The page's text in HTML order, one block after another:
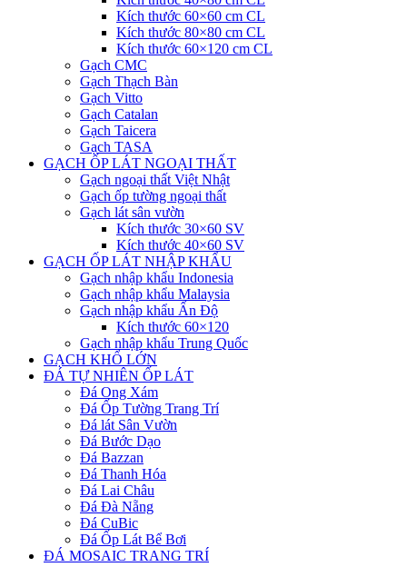
Kích thước 60×60 cm CL
Kích thước 80×80 cm CL
Kích thước 60×120 cm CL
Gạch CMC
Gạch Thạch Bàn
Gạch Vitto
Gạch Catalan
Gạch Taicera
Gạch TASA
GẠCH ỐP LÁT NGOẠI THẤT
Gạch ngoại thất Việt Nhật
Gạch ốp tường ngoại thất
Gạch lát sân vườn
Kích thước 30×60 SV
Kích thước 40×60 SV
GẠCH ỐP LÁT NHẬP KHẨU
Gạch nhập khẩu Indonesia
Gạch nhập khẩu Malaysia
Gạch nhập khẩu Ấn Độ
Kích thước 60×120
Gạch nhập khẩu Trung Quốc
GẠCH KHỔ LỚN
ĐÁ TỰ NHIÊN ỐP LÁT
Đá Ong Xám
Đá Ốp Tường Trang Trí
Đá lát Sân Vườn
Đá Bước Dạo
Đá Bazzan
Đá Thanh Hóa
Đá Lai Châu
Đá Đà Nẵng
Đá CuBic
Đá Ốp Lát Bể Bơi
ĐÁ MOSAIC TRANG TRÍ